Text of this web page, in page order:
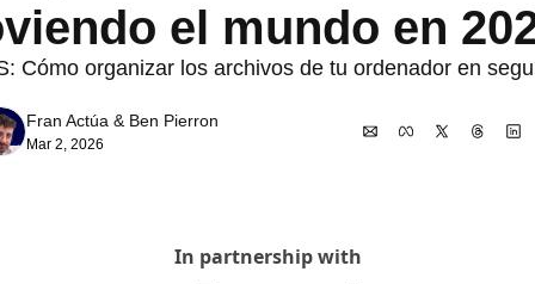
el mundo en
Cómo organizar los archivos de tu ordenador en
Fran Actúa & Ben Pierron
Mar 2, 2026
In partnership with